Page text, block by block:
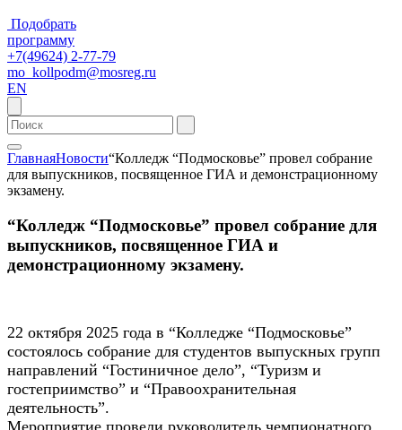
Подобрать
программу
+7(49624) 2-77-79
mo_kollpodm@mosreg.ru
EN
ГлавнаяНовости“Колледж “Подмосковье” провел собрание
для выпускников, посвященное ГИА и демонстрационному
экзамену.
“Колледж “Подмосковье” провел собрание для
выпускников, посвященное ГИА и
демонстрационному экзамену.
22 октября 2025 года в “Колледже “Подмосковье”
состоялось собрание для студентов выпускных групп
направлений “Гостиничное дело”, “Туризм и
гостеприимство” и “Правоохранительная
деятельность”.